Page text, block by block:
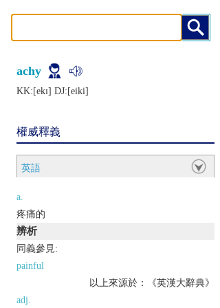
achy
KK:[еkɪ] DJ:[еiki]
權威釋義
英語
a.
疼痛的
辨析
同義參見:
painful
以上來源於：《英漢大辭典》
adj.